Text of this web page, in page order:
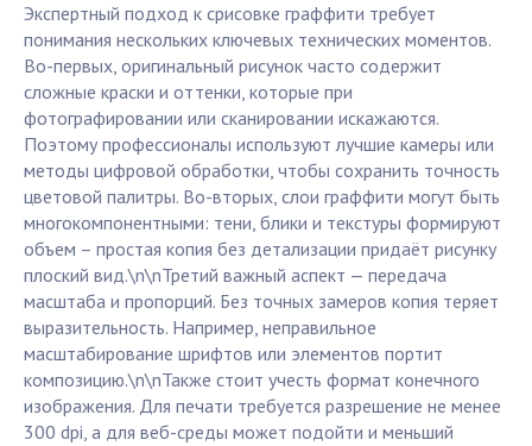
Экспертный подход к срисовке граффити требует
понимания нескольких ключевых технических моментов.
Во-первых, оригинальный рисунок часто содержит
сложные краски и оттенки, которые при
фотографировании или сканировании искажаются.
Поэтому профессионалы используют лучшие камеры или
методы цифровой обработки, чтобы сохранить точность
цветовой палитры. Во-вторых, слои граффити могут быть
многокомпонентными: тени, блики и текстуры формируют
объем – простая копия без детализации придаёт рисунку
плоский вид.\n\nТретий важный аспект — передача
масштаба и пропорций. Без точных замеров копия теряет
выразительность. Например, неправильное
масштабирование шрифтов или элементов портит
композицию.\n\nТакже стоит учесть формат конечного
изображения. Для печати требуется разрешение не менее
300 dpi, а для веб-среды может подойти и меньший